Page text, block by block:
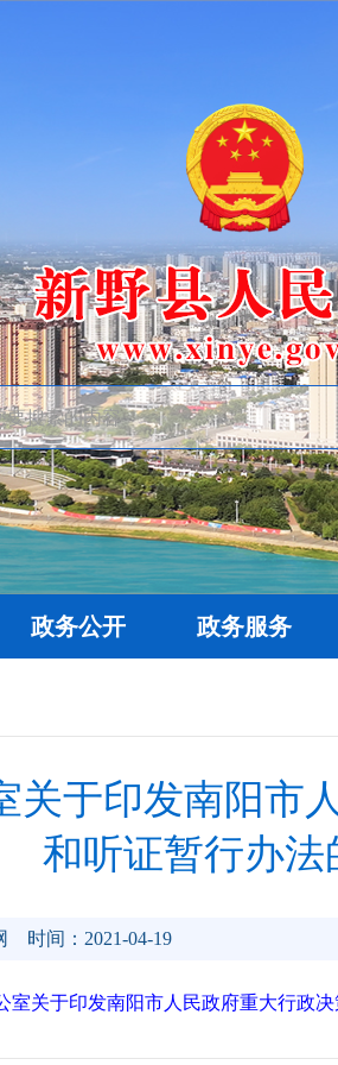
政务公开 政务服务
关于印发南阳市
和听证暂行办法
时间：2021-04-19
室关于印发南阳市人民政府重大行政